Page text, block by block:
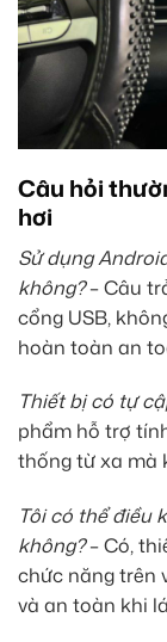
Câu hỏi
hơi
Sử dụng
không?– Câu
cổng USB,
hoàn toàn an
Thiết bị có tự
phẩm hỗ trợ
thống từ xa mà
Tôi có thể điều
không?– Có,
chức năng trên
và an toàn khi